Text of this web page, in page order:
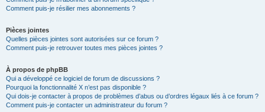
Comment puis-je résilier mes abonnements ?
Pièces jointes
Quelles pièces jointes sont autorisées sur ce forum ?
Comment puis-je retrouver toutes mes pièces jointes ?
À propos de phpBB
Qui a développé ce logiciel de forum de discussions ?
Pourquoi la fonctionnalité X n’est pas disponible ?
Qui dois-je contacter à propos de problèmes d’abus ou d’ordres légaux liés à ce forum ?
Comment puis-je contacter un administrateur du forum ?